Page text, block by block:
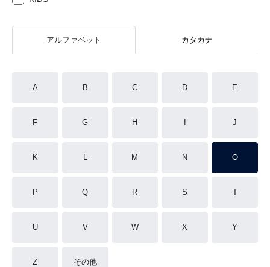
アルファベット カタカナ
A B C D E
F G H J
K L M N O
P Q R S T
U V W X Y
Z その他